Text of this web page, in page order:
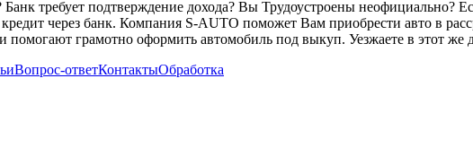
требует подтверждение дохода? Вы Трудоустроены неофициально?
через банк. Компания S-AUTO поможет Вам приобрести авто в
грамотно оформить автомобиль под выкуп. Уезжаете в этот же
Вопрос-ответКонтактыОбработка